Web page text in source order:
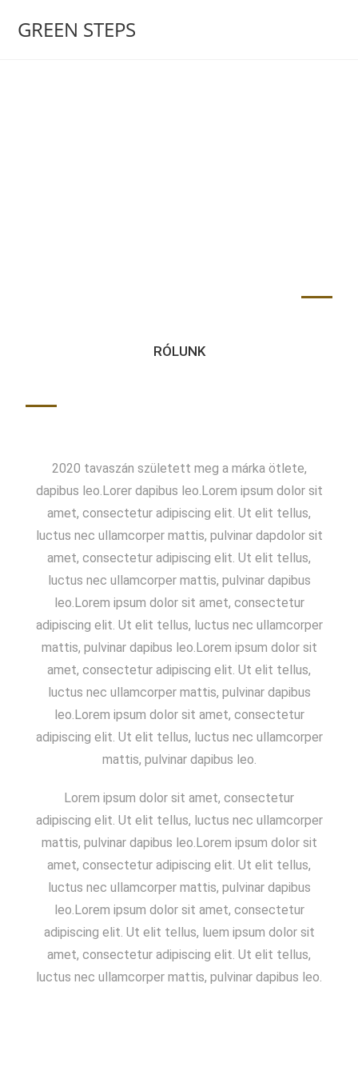
GREEN STEPS
RÓLUNK
2020 tavaszán született meg a márka ötlete,
dapibus leo.Lorer dapibus leo.Lorem ipsum dolor sit
amet, consectetur adipiscing elit. Ut elit tellus,
luctus nec ullamcorper mattis, pulvinar dapdolor sit
amet, consectetur adipiscing elit. Ut elit tellus,
luctus nec ullamcorper mattis, pulvinar dapibus
leo.Lorem ipsum dolor sit amet, consectetur
adipiscing elit. Ut elit tellus, luctus nec ullamcorper
mattis, pulvinar dapibus leo.Lorem ipsum dolor sit
amet, consectetur adipiscing elit. Ut elit tellus,
luctus nec ullamcorper mattis, pulvinar dapibus
leo.Lorem ipsum dolor sit amet, consectetur
adipiscing elit. Ut elit tellus, luctus nec ullamcorper
mattis, pulvinar dapibus leo.
Lorem ipsum dolor sit amet, consectetur
adipiscing elit. Ut elit tellus, luctus nec ullamcorper
mattis, pulvinar dapibus leo.Lorem ipsum dolor sit
amet, consectetur adipiscing elit. Ut elit tellus,
luctus nec ullamcorper mattis, pulvinar dapibus
leo.Lorem ipsum dolor sit amet, consectetur
adipiscing elit. Ut elit tellus, luem ipsum dolor sit
amet, consectetur adipiscing elit. Ut elit tellus,
luctus nec ullamcorper mattis, pulvinar dapibus leo.